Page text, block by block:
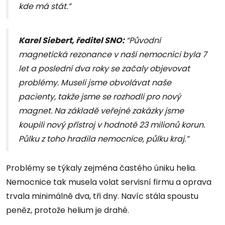
kde má stát.”
Karel Siebert, ředitel SNO:“Původní
magnetická rezonance v naší nemocnici byla 7
let a poslední dva roky se začaly objevovat
problémy. Museli jsme obvolávat naše
pacienty, takže jsme se rozhodli pro nový
magnet. Na základě veřejné zakázky jsme
koupili nový přístroj v hodnotě 23 milionů korun.
Půlku z toho hradila nemocnice, půlku kraj.”
Problémy se týkaly zejména častého úniku helia.
Nemocnice tak musela volat servisní firmu a oprava
trvala minimálně dva, tři dny. Navíc stála spoustu
peněz, protože helium je drahé.